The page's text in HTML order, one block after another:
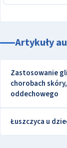
Artykuły
Zastosowanie
chorobach
oddechowego
Łuszczyca u